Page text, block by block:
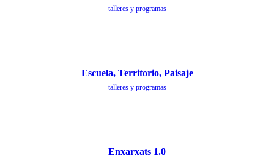
talleres y programas
Escuela, Territorio, Paisaje
talleres y programas
Enxarxats 1.0